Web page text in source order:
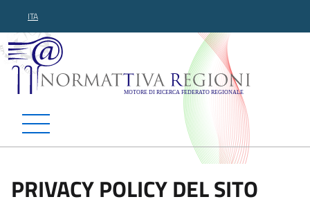
ITA
Normattiva Regioni -
PRIVACY POLICY DEL SITO